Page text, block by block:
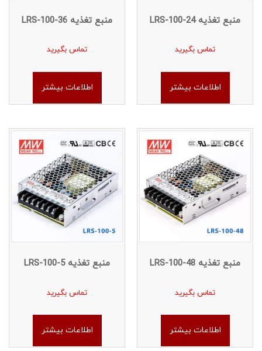
منبع تغذیه LRS-100-24
تماس بگیرید
اطلاعات بیشتر
منبع تغذیه LRS-100-36
تماس بگیرید
اطلاعات بیشتر
منبع تغذیه LRS-100-48
تماس بگیرید
اطلاعات بیشتر
منبع تغذیه LRS-100-5
تماس بگیرید
اطلاعات بیشتر